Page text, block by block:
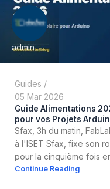
admin
Guides
05 Mar 2026
Guide Alimentations
pour vos Projets
Sfax, 3h du matin,
à l'ISET Sfax, fixe son
pour la cinquième fois
Continue Reading